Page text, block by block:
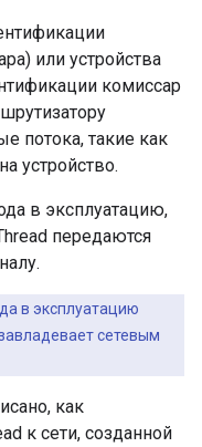
или устройства
комиссар
потока, такие как
устройство.
в эксплуатацию,
передаются
в эксплуатацию
сетевым
как
к сети, созданной